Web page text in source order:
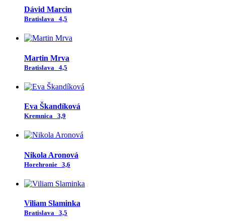
Dávid Marcin
Bratislava 4,5
Martin Mrva
Bratislava 4,5
Eva Škandíková
Kremnica 3,9
Nikola Aronová
Horehronie 3,6
Viliam Slaminka
Bratislava 3,5